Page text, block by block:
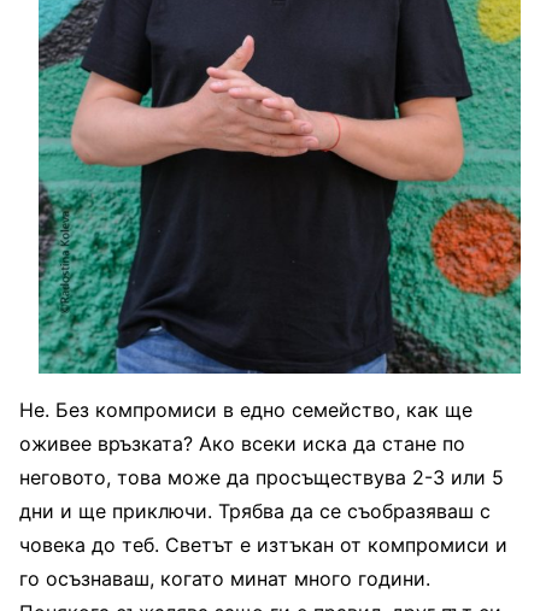
Не. Без компромиси в едно семейство, как ще
оживее връзката? Ако всеки иска да стане по
неговото, това може да просъществува 2-3 или 5
дни и ще приключи. Трябва да се съобразяваш с
човека до теб. Светът е изтъкан от компромиси и
го осъзнаваш, когато минат много години.